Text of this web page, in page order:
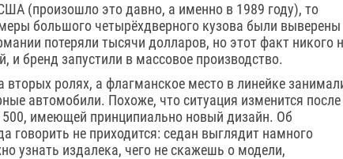
(произошло это давно, а именно в 1989 году), то
большого четырёхдверного кузова были выверены
потеряли тысячи долларов, но этот факт никого
и бренд запустили в массовое производство.
вторых ролях, а флагманское место в линейке
автомобили. Похоже, что ситуация изменится после
имеющей принципиально новый дизайн. Об
говорить не приходится: седан выглядит намного
узнать издалека, чего не скажешь о модели,